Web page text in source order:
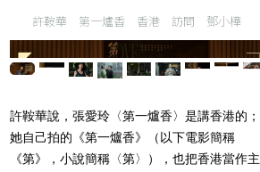
許鞍華 第一爐香 香港 訪問 鄧小樺
許鞍華說，張愛玲〈第一爐香〉是講香港的；
她自己拍的《第一爐香》（以下電影簡稱
《第》，小說簡稱〈第〉），也把香港當作主